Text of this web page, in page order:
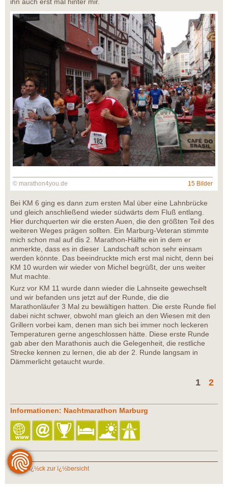
ihn auch erst mal hinter mir.
© marathon4you.de 15 Bilder
Bei KM 6 ging es dann zum ersten Mal über eine Lahnbrücke
und gleich anschließend wieder südwärts dem Fluß entlang.
Hier durchquerten wir die ersten Auen, die den größten Teil des
weiteren Weges prägen sollten. Ein Marburg-Veteran stimmte
mich schon mal auf dis 2. Marathon-Hälfte ein in dem er
anmerkte, dass es in dieser Landschaft schon sehr einsam
werden könnte. Das beeindruckte mich erst mal nicht, denn bei
KM 10 wurden wir wieder von Michel begrüßt, der uns weiter
Mut machte.
Kurz vor KM 11 wurde dann wieder die Lahnseite gewechselt
und wir befanden uns jetzt auf der Runde, die die
Marathonläufer 3 Mal zu bewältigen hatten. Die erste Runde fiel
dabei nicht schwer, obwohl man gleich an den Wiesen mit den
Grillern vorbei kam, denen man sich bei immer noch leckeren
Temperaturen gerne angeschlossen hätte. Diese erste Runde
gab aber den Marathonis auch die Gelegenheit, die restliche
Strecke kennen zu lernen, die ab der 2. Runde langsam in
Dämmerlicht getaucht wurde.
1 2
Informationen: Nachtmarathon Marburg
zurï¿½ck zur ï¿½bersicht